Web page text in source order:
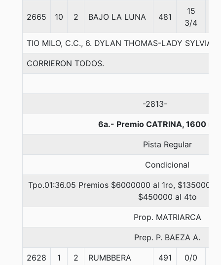
2665 10 2 BAJO LA LUNA 481
15
3/4
TIO MILO, C.C., 6. DYLAN THOMAS-LADY SYLVIA-
CORRIERON TODOS.
-2813-
6a.- Premio CATRINA, 1600
Pista Regular
Condicional
Tpo.01:36.05 Premios $6000000 al 1ro,
$450000 al 4to
Prop. MATRIARCA
Prep. P. BAEZA A.
2628 1 2 RUMBBERA 491 0/0